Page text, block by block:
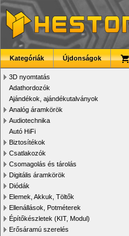
Kategóriák Újdonságok
3D nyomtatás
Adathordozók
Ajándékok, ajándékutalványok
Analóg áramkörök
Audiotechnika
Autó HiFi
Biztosítékok
Csatlakozók
Csomagolás és tárolás
Digitális áramkörök
Diódák
Elemek, Akkuk, Töltők
Ellenállások, Potméterek
Építőkészletek (KIT, Modul)
Erősáramú szerelés